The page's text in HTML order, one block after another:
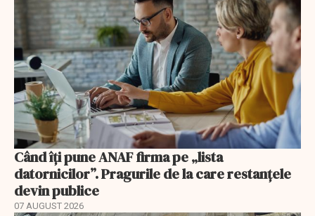
Când îți pune ANAF firma pe „lista
datornicilor”. Pragurile de la care restanțele
devin publice
07 AUGUST 2026